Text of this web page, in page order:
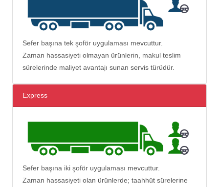
Sefer başına tek şoför uygulaması mevcuttur.
Zaman hassasiyeti olmayan ürünlerin, makul teslim
sürelerinde maliyet avantajı sunan servis türüdür.
Express
Sefer başına iki şoför uygulaması mevcuttur.
Zaman hassasiyeti olan ürünlerde; taahhüt sürelerine